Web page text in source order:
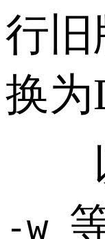
行旧
换为
以
-w